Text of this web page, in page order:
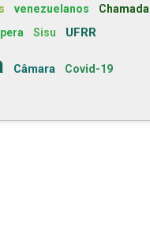
venezuelanos
Chamada
Sisu UFRR
Câmara Covid-19